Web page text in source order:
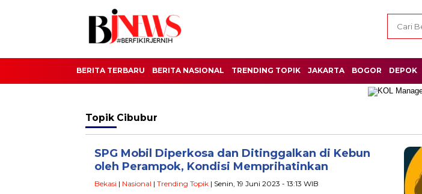
BERITA TERBARU BERITA NASIONAL TRENDING TOPIK JAKARTA BOGOR DEPOK
Topik Cibubur
SPG Mobil Diperkosa dan Ditinggalkan di Kebun
oleh Perampok, Kondisi Memprihatinkan
Bekasi | Nasional | Trending Topik | Senin, 19 Juni 2023 - 13:13 WIB